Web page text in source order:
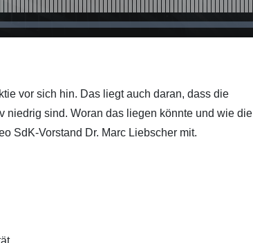
vor sich hin. Das liegt auch daran, dass die
niedrig sind. Woran das liegen könnte und wie die
SdK-Vorstand Dr. Marc Liebscher mit.